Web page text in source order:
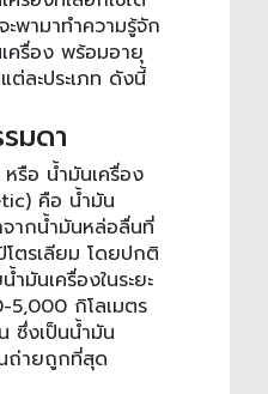
ะพามาทำความรู้จัก
ครื่อง พร้อมอายุ
ต่ละประเภท ดังนี้
มดา
รือ น้ำมันเครื่อง
คือ น้ำมัน
ากน้ำมันหล่อลื่นที่
ตรเลียม โดยปกติ
ำมันเครื่องในระยะ
กิโลเมตร
ซึ่งเป็นน้ำมัน
ถ่ายถูกที่สุด